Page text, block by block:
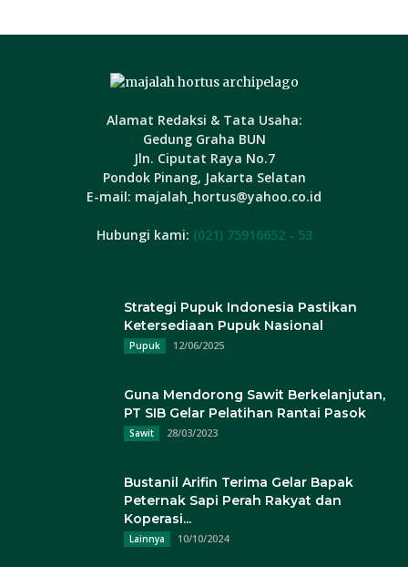
Alamat Redaksi & Tata Usaha:
Gedung Graha BUN
Jln. Ciputat Raya No.7
Pondok Pinang, Jakarta Selatan
E-mail: majalah_hortus@yahoo.co.id
Hubungi kami: (021) 75916652 - 53
Strategi Pupuk Indonesia Pastikan
Ketersediaan Pupuk Nasional
Pupuk 12/06/2025
Guna Mendorong Sawit Berkelanjutan,
PT SIB Gelar Pelatihan Rantai Pasok
Sawit 28/03/2023
Bustanil Arifin Terima Gelar Bapak
Peternak Sapi Perah Rakyat dan
Koperasi...
Lainnya 10/10/2024